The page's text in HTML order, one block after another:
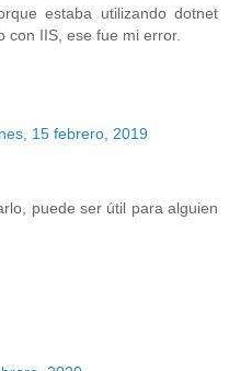
estaba utilizando dotnet
con IIS, ese fue mi error.
15 febrero, 2019
puede ser útil para alguien